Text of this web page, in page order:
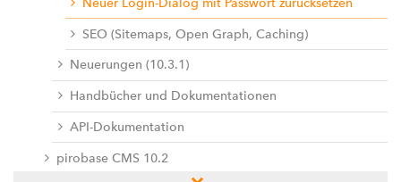
Neuer Login-Dialog mit Passwort zurücksetzen
SEO (Sitemaps, Open Graph, Caching)
Neuerungen (10.3.1)
Handbücher und Dokumentationen
API-Dokumentation
pirobase CMS 10.2